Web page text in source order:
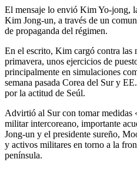
El mensaje lo envió Kim Yo-jong,
Kim Jong-un, a través de un
de propaganda del régimen.
En el escrito, Kim cargó contra las
primavera, unos ejercicios de
principalmente en simulaciones
semana pasada Corea del Sur y
por la actitud de Seúl.
Advirtió al Sur con tomar medidas
militar intercoreano, importante
Jong-un y el presidente sureño,
y activos militares en torno a la
península.